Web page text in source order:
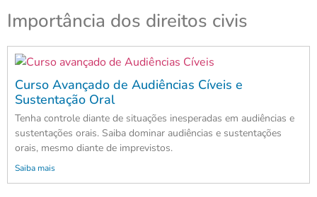
Importância dos direitos civis
Curso Avançado de Audiências Cíveis e
Sustentação Oral
Tenha controle diante de situações inesperadas em audiências e
sustentações orais. Saiba dominar audiências e sustentações
orais, mesmo diante de imprevistos.
Saiba mais